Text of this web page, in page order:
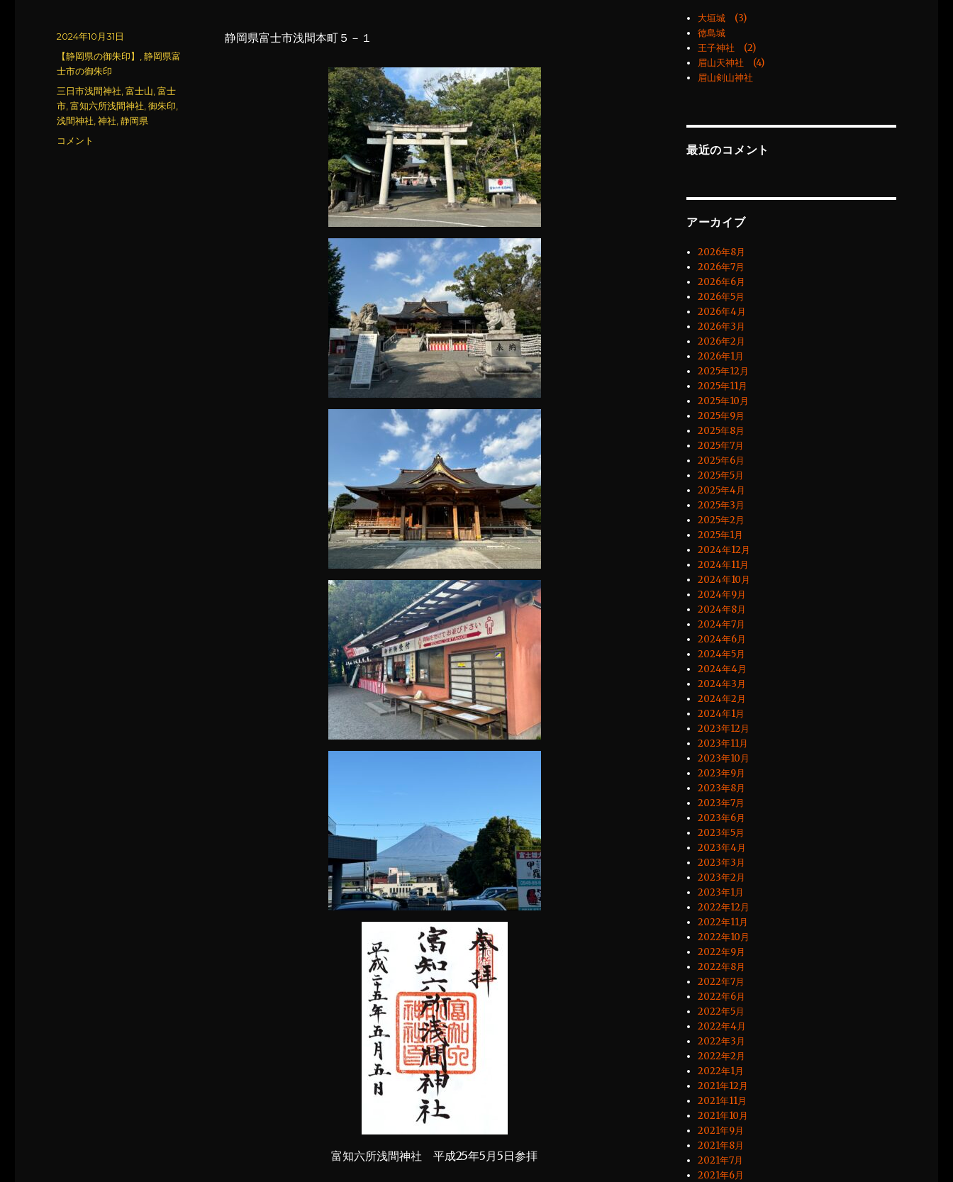
静岡県富士市浅間本町５－１
富知六所浅間神社 平成25年5月5日参拝
投
稿
日:
2024年10月31日
カ
テ
ゴ
リ
ー
【静岡県の御朱印】 ,静岡県富
士市の御朱印
タ
グ
三日市浅間神社 ,富士山 ,富士
市 ,富知六所浅間神社 ,御朱印
浅間神社 ,神社 ,静岡県
富
コメント
大垣城 (3)
徳島城
王子神社 (2)
眉山天神社 (4)
眉山剣山神社
最近のコメント
アーカイブ
2026年8月
2026年7月
2026年6月
2026年5月
2026年4月
2026年3月
2026年2月
2026年1月
2025年12月
2025年11月
2025年10月
2025年9月
2025年8月
2025年7月
2025年6月
2025年5月
2025年4月
2025年3月
2025年2月
2025年1月
2024年12月
2024年11月
2024年10月
2024年9月
2024年8月
2024年7月
2024年6月
2024年5月
2024年4月
2024年3月
2024年2月
2024年1月
2023年12月
2023年11月
2023年10月
2023年9月
2023年8月
2023年7月
2023年6月
2023年5月
2023年4月
2023年3月
2023年2月
2023年1月
2022年12月
2022年11月
2022年10月
2022年9月
2022年8月
2022年7月
2022年6月
2022年5月
2022年4月
2022年3月
2022年2月
2022年1月
2021年12月
2021年11月
2021年10月
2021年9月
2021年8月
2021年7月
2021年6月